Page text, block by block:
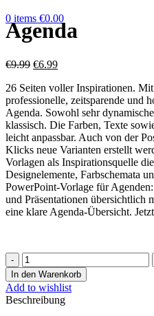
0 items €0.00
Agenda
€9.99 Ursprünglicher
war:
€9.99
€6.99Aktueller
ist:
€6.99.
26 Seiten voller Inspirationen.
professionelle, zeitsparende und
Agenda. Sowohl sehr
klassisch. Die Farben, Texte
leicht anpassbar. Auch von der
Klicks neue Varianten erstellt
Vorlagen als Inspirationsquelle
Designelemente, Farbschemata
PowerPoint-Vorlage für
und Präsentationen übersichtlich
eine klare Agenda-Übersicht.
Agenda
Menge
In den Warenkorb
Add to wishlist
Beschreibung